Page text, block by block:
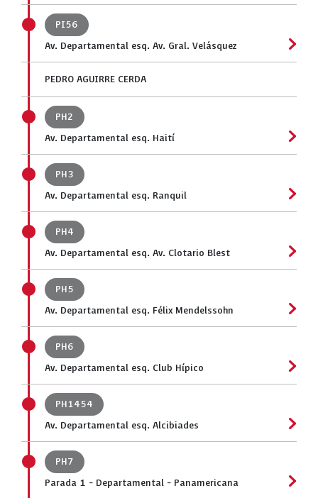
PI56
Av. Departamental esq. Av. Gral. Velásquez
PEDRO AGUIRRE CERDA
PH2
Av. Departamental esq. Haití
PH3
Av. Departamental esq. Ranquil
PH4
Av. Departamental esq. Av. Clotario Blest
PH5
Av. Departamental esq. Félix Mendelssohn
PH6
Av. Departamental esq. Club Hípico
PH1454
Av. Departamental esq. Alcibiades
PH7
Parada 1 - Departamental - Panamericana